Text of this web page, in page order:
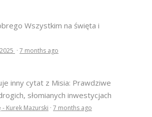
Wszystkim na święta i
· 7 months ago
inny cytat z Misia: Prawdziwe
słomianych inwestycjach
Kurek Mazurski · 7 months ago